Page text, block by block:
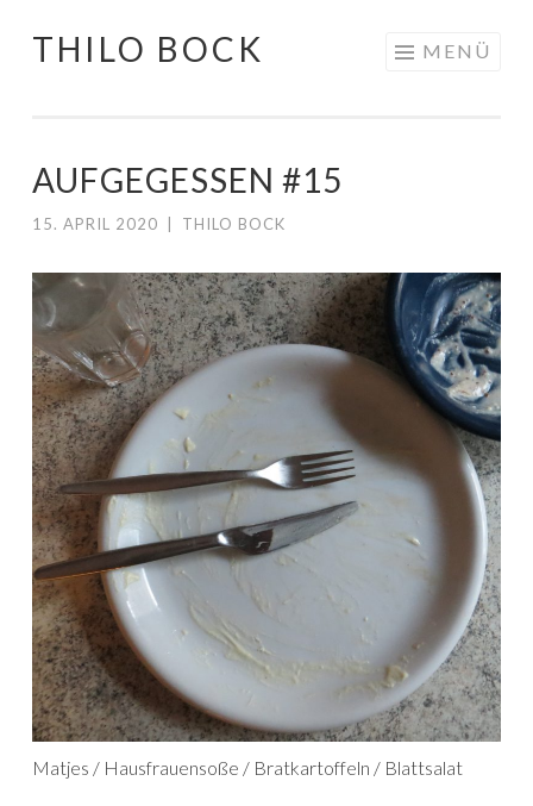
Springe
THILO BOCK MENÜ
AUFGEGESSEN #15
15. APRIL 2020 THILO BOCK
Matjes / Hausfrauensoße / Bratkartoffeln / Blattsalat